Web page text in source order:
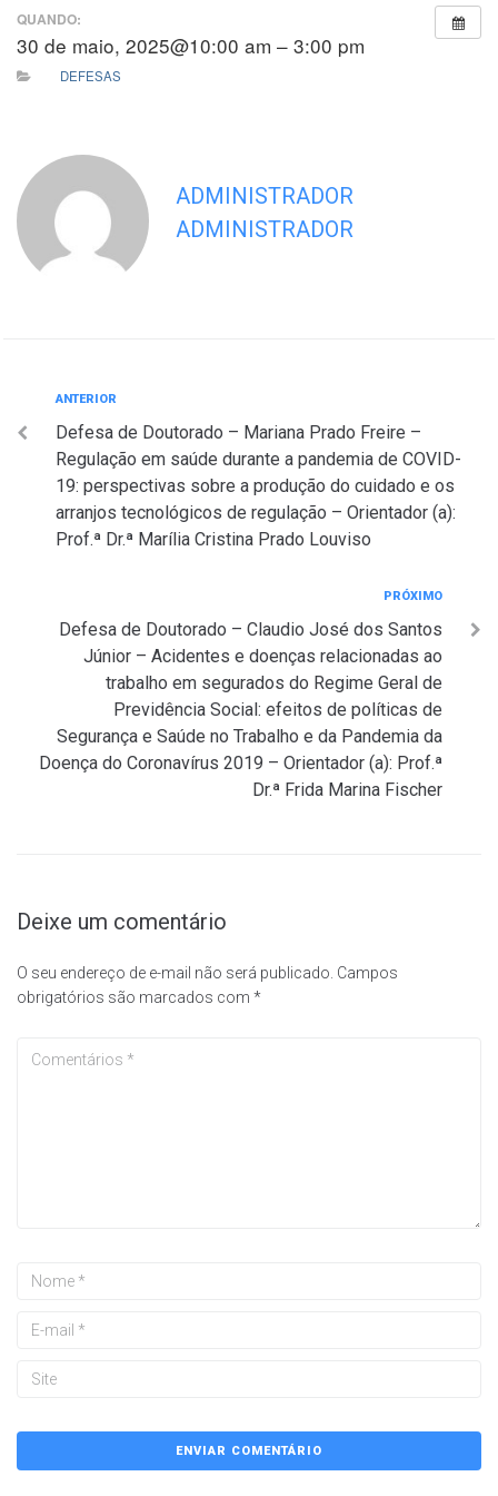
QUANDO:
30 de maio, 2025@10:00 am – 3:00 pm
DEFESAS
ADMINISTRADOR
ADMINISTRADOR
Navegação
de
Post
Anterior
ANTERIOR
Defesa de Doutorado – Mariana Prado Freire –
Regulação em saúde durante a pandemia de COVID-
19: perspectivas sobre a produção do cuidado e os
arranjos tecnológicos de regulação – Orientador (a):
Prof.ª Dr.ª Marília Cristina Prado Louviso
PRÓXIMO
Defesa de Doutorado – Claudio José dos Santos
Júnior – Acidentes e doenças relacionadas ao
trabalho em segurados do Regime Geral de
Previdência Social: efeitos de políticas de
Segurança e Saúde no Trabalho e da Pandemia da
Doença do Coronavírus 2019 – Orientador (a): Prof.ª
Dr.ª Frida Marina Fischer
Deixe um comentário
O seu endereço de e-mail não será publicado. Campos
obrigatórios são marcados com *